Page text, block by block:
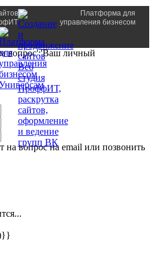
Платформа для
управления бизнесом
вопрос':'Ваш личный
вопрос на email или позвонить